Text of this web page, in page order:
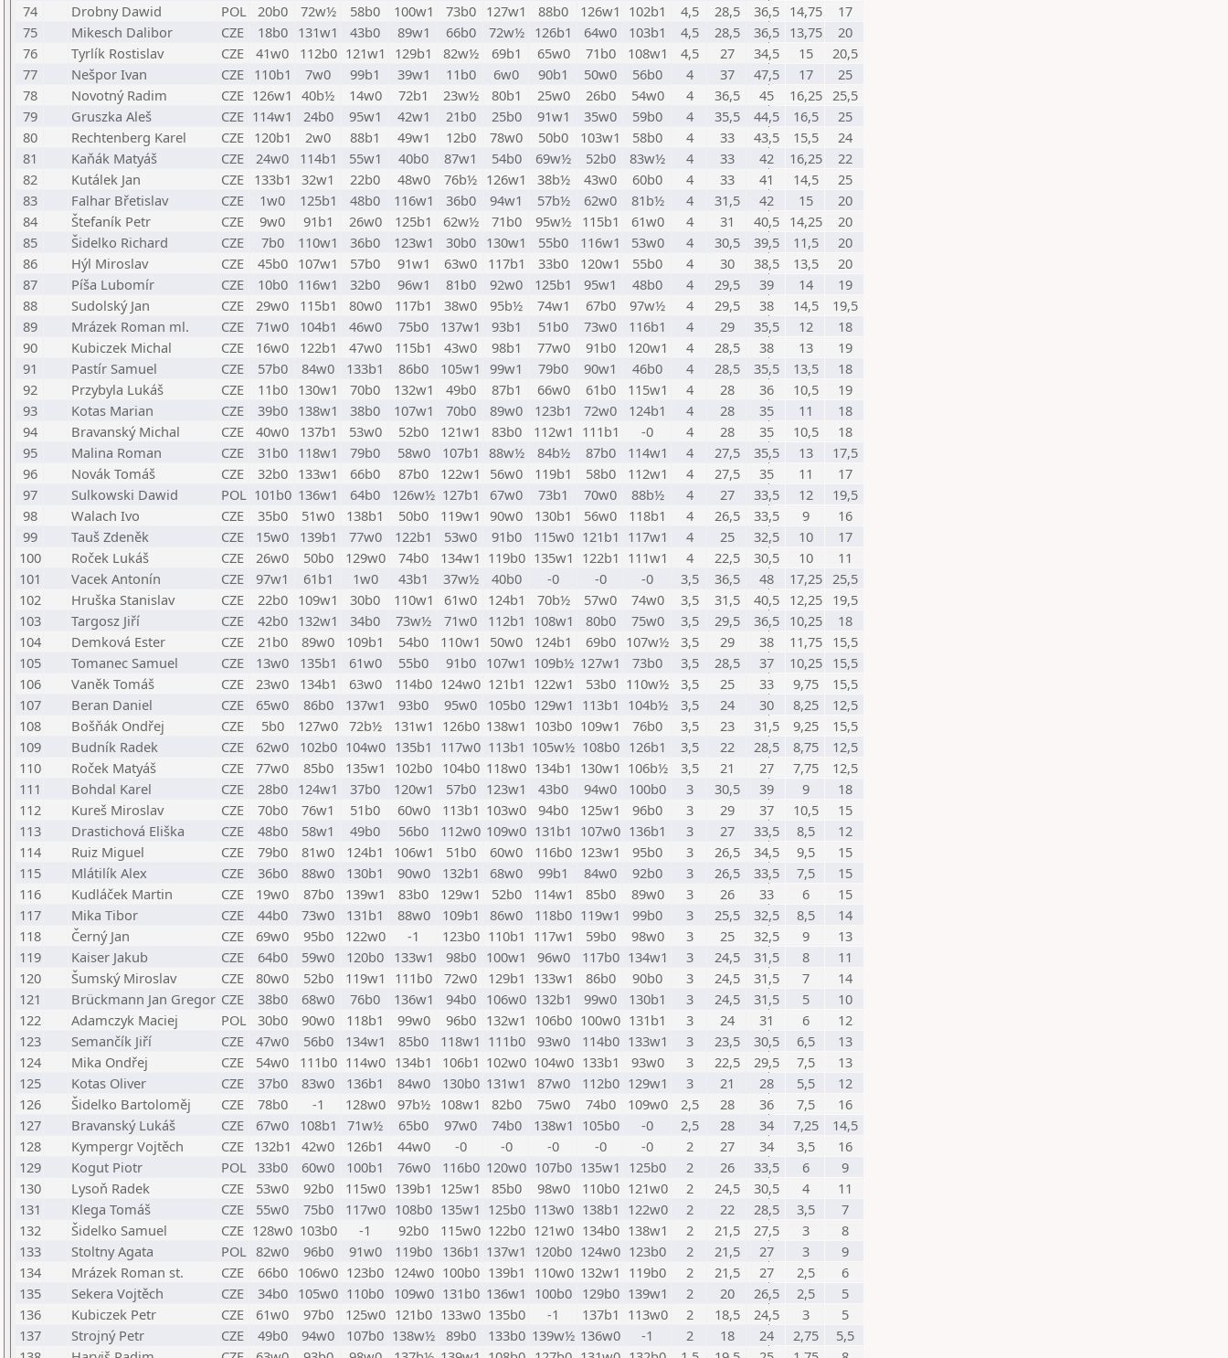
74
Drobny Dawid POL 20b0 72w½ 58b0 100w1 73b0 127w1 88b0 126w1 102b1 4,5 28,5 36,5 14,75
17
75
Mikesch Dalibor CZE 18b0 131w1 43b0 89w1 66b0 72w½ 126b1 64w0 103b1 4,5 28,5 36,5 13,75
20
76
Tyrlík Rostislav CZE 41w0 112b0 121w1 129b1 82w½ 69b1 65w0 71b0 108w1 4,5 27 34,5 15
20,5
77
Nešpor Ivan CZE 110b1 7w0 99b1 39w1 11b0 6w0 90b1 50w0 56b0 4 37 47,5 17
25
78
Novotný Radim CZE 126w1 40b½ 14w0 72b1 23w½ 80b1 25w0 26b0 54w0 4 36,5 45 16,25 25,5
79
Gruszka Aleš CZE 114w1 24b0 95w1 42w1 21b0 25b0 91w1 35w0 59b0 4 35,5 44,5 16,5
25
80
Rechtenberg Karel CZE 120b1 2w0 88b1 49w1 12b0 78w0 50b0 103w1 58b0 4 33 43,5 15,5
24
81
Kaňák Matyáš CZE 24w0 114b1 55w1 40b0 87w1 54b0 69w½ 52b0 83w½ 4 33 42 16,25
22
82
Kutálek Jan CZE 133b1 32w1 22b0 48w0 76b½ 126w1 38b½ 43w0 60b0 4 33 41 14,5
25
83
Falhar Břetislav CZE 1w0 125b1 48b0 116w1 36b0 94w1 57b½ 62w0 81b½ 4 31,5 42 15
20
84
Štefaník Petr CZE 9w0 91b1 26w0 125b1 62w½ 71b0 95w½ 115b1 61w0 4 31 40,5 14,25
20
85
Šidelko Richard CZE 7b0 110w1 36b0 123w1 30b0 130w1 55b0 116w1 53w0 4 30,5 39,5 11,5
20
86
Hýl Miroslav CZE 45b0 107w1 57b0 91w1 63w0 117b1 33b0 120w1 55b0 4 30 38,5 13,5
20
87
Píša Lubomír CZE 10b0 116w1 32b0 96w1 81b0 92w0 125b1 95w1 48b0 4 29,5 39 14
19
88
Sudolský Jan CZE 29w0 115b1 80w0 117b1 38w0 95b½ 74w1 67b0 97w½ 4 29,5 38 14,5
19,5
89
Mrázek Roman ml. CZE 71w0 104b1 46w0 75b0 137w1 93b1 51b0 73w0 116b1 4 29 35,5 12
18
90
Kubiczek Michal CZE 16w0 122b1 47w0 115b1 43w0 98b1 77w0 91b0 120w1 4 28,5 38 13
19
91
Pastír Samuel CZE 57b0 84w0 133b1 86b0 105w1 99w1 79b0 90w1 46b0 4 28,5 35,5 13,5
18
92
Przybyla Lukáš CZE 11b0 130w1 70b0 132w1 49b0 87b1 66w0 61b0 115w1 4 28 36 10,5
19
93
Kotas Marian CZE 39b0 138w1 38b0 107w1 70b0 89w0 123b1 72w0 124b1 4 28 35 11
18
94
Bravanský Michal CZE 40w0 137b1 53w0 52b0 121w1 83b0 112w1 111b1 -0 4 28 35 10,5
18
95
Malina Roman CZE 31b0 118w1 79b0 58w0 107b1 88w½ 84b½ 87b0 114w1 4 27,5 35,5 13
17,5
96
Novák Tomáš CZE 32b0 133w1 66b0 87b0 122w1 56w0 119b1 58b0 112w1 4 27,5 35 11
17
97
Sulkowski Dawid POL 101b0 136w1 64b0 126w½ 127b1 67w0 73b1 70w0 88b½ 4 27 33,5 12
19,5
98
Walach Ivo CZE 35b0 51w0 138b1 50b0 119w1 90w0 130b1 56w0 118b1 4 26,5 33,5 9
16
99
Tauš Zdeněk CZE 15w0 139b1 77w0 122b1 53w0 91b0 115w0 121b1 117w1 4 25 32,5 10
17
100
Roček Lukáš CZE 26w0 50b0 129w0 74b0 134w1 119b0 135w1 122b1 111w1 4 22,5 30,5 10
11
101
Vacek Antonín CZE 97w1 61b1 1w0 43b1 37w½ 40b0 -0 -0 -0 3,5 36,5 48 17,25 25,5
102
Hruška Stanislav CZE 22b0 109w1 30b0 110w1 61w0 124b1 70b½ 57w0 74w0 3,5 31,5 40,5 12,25
19,5
103
Targosz Jiří CZE 42b0 132w1 34b0 73w½ 71w0 112b1 108w1 80b0 75w0 3,5 29,5 36,5 10,25
18
104
Demková Ester CZE 21b0 89w0 109b1 54b0 110w1 50w0 124b1 69b0 107w½ 3,5 29 38 11,75
15,5
105
Tomanec Samuel CZE 13w0 135b1 61w0 55b0 91b0 107w1 109b½ 127w1 73b0 3,5 28,5 37 10,25
15,5
106
Vaněk Tomáš CZE 23w0 134b1 63w0 114b0 124w0 121b1 122w1 53b0 110w½ 3,5 25 33 9,75
15,5
107
Beran Daniel CZE 65w0 86b0 137w1 93b0 95w0 105b0 129w1 113b1 104b½ 3,5 24 30 8,25
12,5
108
Bošňák Ondřej CZE 5b0 127w0 72b½ 131w1 126b0 138w1 103b0 109w1 76b0 3,5 23 31,5 9,25
15,5
109
Budník Radek CZE 62w0 102b0 104w0 135b1 117w0 113b1 105w½ 108b0 126b1 3,5 22 28,5 8,75
12,5
110
Roček Matyáš CZE 77w0 85b0 135w1 102b0 104b0 118w0 134b1 130w1 106b½ 3,5 21 27 7,75
12,5
111
Bohdal Karel CZE 28b0 124w1 37b0 120w1 57b0 123w1 43b0 94w0 100b0 3 30,5 39 9
18
112
Kureš Miroslav CZE 70b0 76w1 51b0 60w0 113b1 103w0 94b0 125w1 96b0 3 29 37 10,5
15
113
Drastichová Eliška CZE 48b0 58w1 49b0 56b0 112w0 109w0 131b1 107w0 136b1 3 27 33,5 8,5
12
114
Ruiz Miguel CZE 79b0 81w0 124b1 106w1 51b0 60w0 116b0 123w1 95b0 3 26,5 34,5 9,5
15
115
Mlátilík Alex CZE 36b0 88w0 130b1 90w0 132b1 68w0 99b1 84w0 92b0 3 26,5 33,5 7,5
15
116
Kudláček Martin CZE 19w0 87b0 139w1 83b0 129w1 52b0 114w1 85b0 89w0 3 26 33 6
15
117
Mika Tibor CZE 44b0 73w0 131b1 88w0 109b1 86w0 118b0 119w1 99b0 3 25,5 32,5 8,5
14
118
Černý Jan CZE 69w0 95b0 122w0 -1 123b0 110b1 117w1 59b0 98w0 3 25 32,5 9
13
119
Kaiser Jakub CZE 64b0 59w0 120b0 133w1 98b0 100w1 96w0 117b0 134w1 3 24,5 31,5 8
11
120
Šumský Miroslav CZE 80w0 52b0 119w1 111b0 72w0 129b1 133w1 86b0 90b0 3 24,5 31,5 7
14
121
Brückmann Jan Gregor CZE 38b0 68w0 76b0 136w1 94b0 106w0 132b1 99w0 130b1 3 24,5 31,5 5
10
122
Adamczyk Maciej POL 30b0 90w0 118b1 99w0 96b0 132w1 106b0 100w0 131b1 3 24 31 6
12
123
Semančík Jiří CZE 47w0 56b0 134w1 85b0 118w1 111b0 93w0 114b0 133w1 3 23,5 30,5 6,5
13
124
Mika Ondřej CZE 54w0 111b0 114w0 134b1 106b1 102w0 104w0 133b1 93w0 3 22,5 29,5 7,5
13
125
Kotas Oliver CZE 37b0 83w0 136b1 84w0 130b0 131w1 87w0 112b0 129w1 3 21 28 5,5
12
126
Šidelko Bartoloměj CZE 78b0 -1 128w0 97b½ 108w1 82b0 75w0 74b0 109w0 2,5 28 36 7,5
16
127
Bravanský Lukáš CZE 67w0 108b1 71w½ 65b0 97w0 74b0 138w1 105b0 -0 2,5 28 34 7,25
14,5
128
Kympergr Vojtěch CZE 132b1 42w0 126b1 44w0 -0 -0 -0 -0 -0 2 27 34 3,5
16
129
Kogut Piotr POL 33b0 60w0 100b1 76w0 116b0 120w0 107b0 135w1 125b0 2 26 33,5 6
9
130
Lysoň Radek CZE 53w0 92b0 115w0 139b1 125w1 85b0 98w0 110b0 121w0 2 24,5 30,5 4
11
131
Klega Tomáš CZE 55w0 75b0 117w0 108b0 135w1 125b0 113w0 138b1 122w0 2 22 28,5 3,5
7
132
Šidelko Samuel CZE 128w0 103b0 -1 92b0 115w0 122b0 121w0 134b0 138w1 2 21,5 27,5 3
8
133
Stoltny Agata POL 82w0 96b0 91w0 119b0 136b1 137w1 120b0 124w0 123b0 2 21,5 27 3
9
134
Mrázek Roman st. CZE 66b0 106w0 123b0 124w0 100b0 139b1 110w0 132w1 119b0 2 21,5 27 2,5
6
135
Sekera Vojtěch CZE 34b0 105w0 110b0 109w0 131b0 136w1 100b0 129b0 139w1 2 20 26,5 2,5
5
136
Kubiczek Petr CZE 61w0 97b0 125w0 121b0 133w0 135b0 -1 137b1 113w0 2 18,5 24,5 3
5
137
Strojný Petr CZE 49b0 94w0 107b0 138w½ 89b0 133b0 139w½ 136w0 -1 2 18 24 2,75
5,5